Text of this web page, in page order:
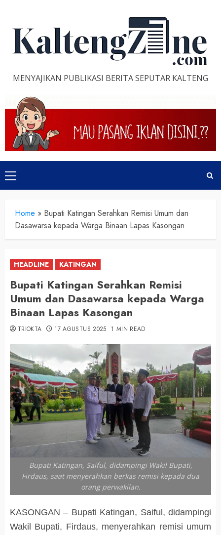
content
MENYAJIKAN PUBLIKASI BERITA SEPUTAR KALTENG
Primary
Menu
Home » Bupati Katingan Serahkan Remisi Umum dan
Dasawarsa kepada Warga Binaan Lapas Kasongan
HEADLINE KATINGAN
Bupati Katingan Serahkan Remisi
Umum dan Dasawarsa kepada Warga
Binaan Lapas Kasongan
TRIOKTA 17 AGUSTUS 2025 1 MIN READ
Bupati Katingan, Saiful, didampingi Wakil Bupati,
Firdaus, saat menyerahkan berkas remisi kepada dua
orang perwakilan.
KASONGAN – Bupati Katingan, Saiful, didampingi
Wakil Bupati, Firdaus, menyerahkan remisi umum